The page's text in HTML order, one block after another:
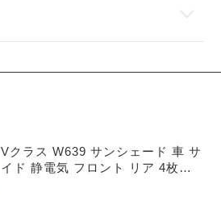
Vクラス W639 サンシェード 車 サ
イド 静電気 フロント リア 4枚セ